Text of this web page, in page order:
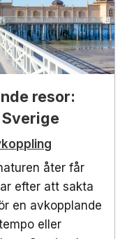
resor:
åter får
efter att sakta
en avkopplande
eller